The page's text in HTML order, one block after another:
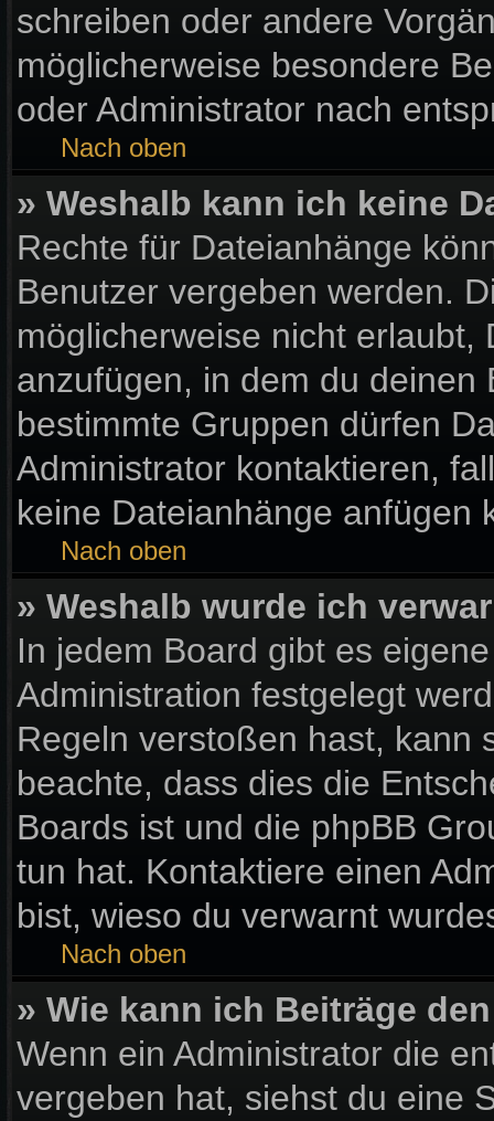
schreiben oder andere
möglicherweise besondere
oder Administrator nach
Nach oben
» Weshalb kann ich keine
Rechte für Dateianhänge
Benutzer vergeben werden.
möglicherweise nicht
anzufügen, in dem du
bestimmte Gruppen dürfen
Administrator kontaktieren,
keine Dateianhänge anfügen
Nach oben
» Weshalb wurde ich
In jedem Board gibt es
Administration festgelegt
Regeln verstoßen hast, kann
beachte, dass dies die
Boards ist und die phpBB
tun hat. Kontaktiere einen
bist, wieso du verwarnt
Nach oben
» Wie kann ich Beiträge
Wenn ein Administrator die
vergeben hat, siehst du eine